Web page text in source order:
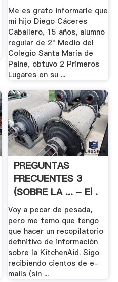
Me es grato informarle que
mi hijo Diego Cáceres
Caballero, 15 años, alumno
regular de 2º Medio del
Colegio Santa María de
Paine, obtuvo 2 Primeros
Lugares en su ...
PREGUNTAS
FRECUENTES 3
(SOBRE LA ... - El .
Voy a pecar de pesada,
pero me temo que tengo
que hacer un recopilatorio
definitivo de información
sobre la KitchenAid. Sigo
recibiendo cientos de e-
mails (sin ...